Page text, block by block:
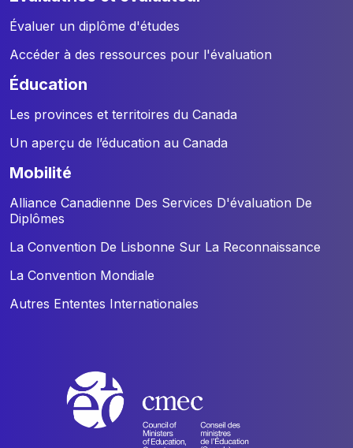
Évaluer un diplôme d'études
Accéder à des ressources pour l'évaluation
éducation
Les provinces et territoires du Canada
Un aperçu de l’éducation au Canada
mobilité
Alliance Canadienne Des Services D'évaluation De
Diplômes
La Convention De Lisbonne Sur La Reconnaissance
La Convention Mondiale
Autres Ententes Internationales